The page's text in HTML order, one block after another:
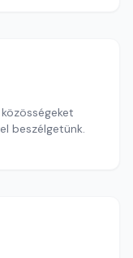
beszélgetünk.